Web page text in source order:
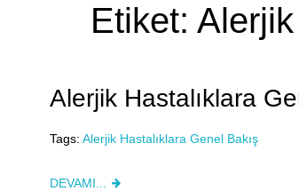
Etiket: Alerjik
Alerjik Hastalıklara
Tags: Alerjik Hastalıklara Genel Bakış
DEVAMI...